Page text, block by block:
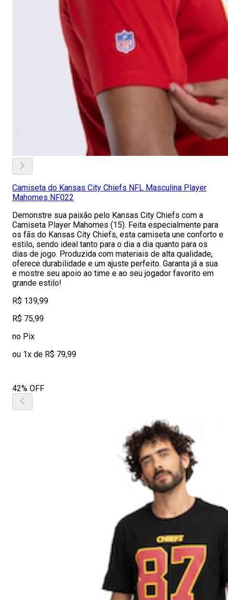
Camiseta do Kansas City Chiefs NFL Masculina Player
Mahomes NF022
Demonstre sua paixão pelo Kansas City Chiefs com a
Camiseta Player Mahomes (15). Feita especialmente para
os fãs do Kansas City Chiefs, esta camiseta une conforto e
estilo, sendo ideal tanto para o dia a dia quanto para os
dias de jogo. Produzida com materiais de alta qualidade,
oferece durabilidade e um ajuste perfeito. Garanta já a sua
e mostre seu apoio ao time e ao seu jogador favorito em
grande estilo!
R$ 139,99
R$ 75,99
no Pix
ou 1x de R$ 79,99
42% OFF